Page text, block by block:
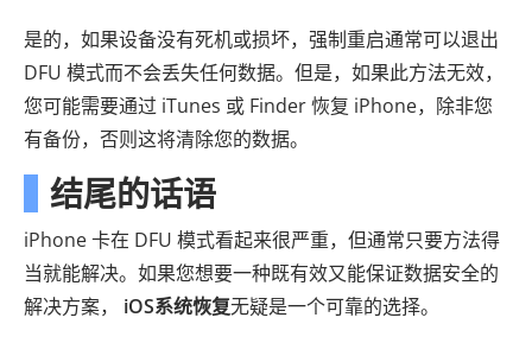
是的，如果设备没有死机或损坏，强制重启通常可以退出
DFU 模式而不会丢失任何数据。但是，如果此方法无效，
您可能需要通过 iTunes 或 Finder 恢复 iPhone，除非您
有备份，否则这将清除您的数据。
结尾的话语
iPhone 卡在 DFU 模式看起来很严重，但通常只要方法得
当就能解决。如果您想要一种既有效又能保证数据安全的
解决方案， iOS系统恢复无疑是一个可靠的选择。